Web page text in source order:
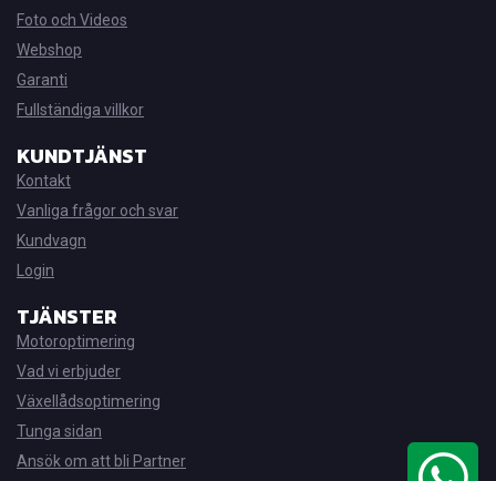
Foto och Videos
Webshop
Garanti
Fullständiga villkor
KUNDTJÄNST
Kontakt
Vanliga frågor och svar
Kundvagn
Login
TJÄNSTER
Motoroptimering
Vad vi erbjuder
Växellådsoptimering
Tunga sidan
Ansök om att bli Partner